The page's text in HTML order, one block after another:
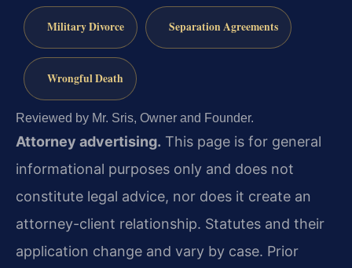
Military Divorce Separation Agreements
Wrongful Death
Reviewed by Mr. Sris, Owner and Founder.
Attorney advertising. This page is for general
informational purposes only and does not
constitute legal advice, nor does it create an
attorney-client relationship. Statutes and their
application change and vary by case. Prior